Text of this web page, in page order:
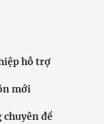
hỗ trợ
mới
chuyên đề